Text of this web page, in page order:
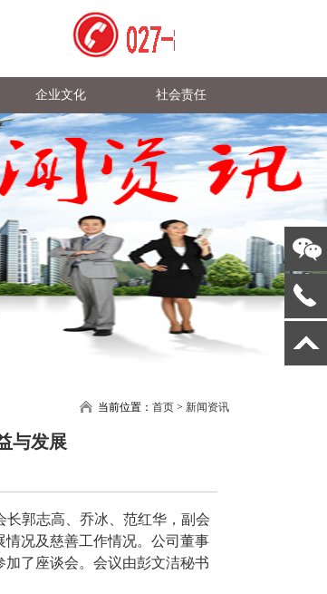
企业文化 社会责任
当前位置：首页 >新闻资讯
与发展
长郭志高、乔冰、范红华，副会
况及慈善工作情况。公司董事
了座谈会。会议由彭文洁秘书